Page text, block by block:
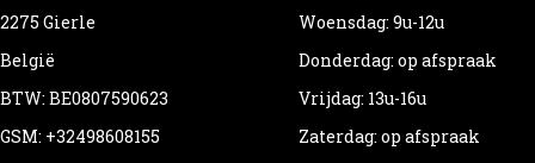
2275 Gierle
België
BTW: BE0807590623
GSM: +32498608155
Woensdag: 9u-12u
Donderdag: op afspraak
Vrijdag: 13u-16u
Zaterdag: op afspraak